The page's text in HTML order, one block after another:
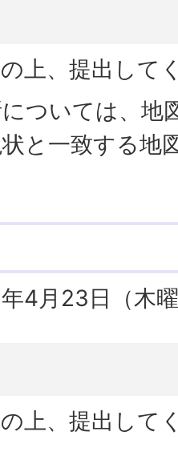
上、提出して
ついては、地
と一致する地
4月23日（木
上、提出して